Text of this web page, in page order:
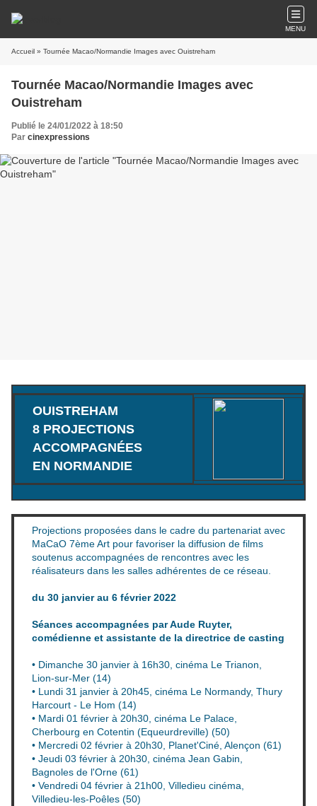
MENU
Accueil » Tournée Macao/Normandie Images avec Ouistreham
Tournée Macao/Normandie Images avec
Ouistreham
Publié le 24/01/2022 à 18:50
Par cinexpressions
OUISTREHAM
8 PROJECTIONS
ACCOMPAGNÉES
EN NORMANDIE
Projections proposées dans le cadre du partenariat avec
MaCaO 7ème Art pour favoriser la diffusion de films
soutenus accompagnées de rencontres avec les
réalisateurs dans les salles adhérentes de ce réseau.
du 30 janvier au 6 février 2022
Séances accompagnées par Aude Ruyter,
comédienne et assistante de la directrice de casting
• Dimanche 30 janvier à 16h30, cinéma Le Trianon,
Lion-sur-Mer (14)
• Lundi 31 janvier à 20h45, cinéma Le Normandy, Thury
Harcourt - Le Hom (14)
• Mardi 01 février à 20h30, cinéma Le Palace,
Cherbourg en Cotentin (Equeurdreville) (50)
• Mercredi 02 février à 20h30, Planet'Ciné, Alençon (61)
• Jeudi 03 février à 20h30, cinéma Jean Gabin,
Bagnoles de l'Orne (61)
• Vendredi 04 février à 21h00, Villedieu cinéma,
Villedieu-les-Poêles (50)